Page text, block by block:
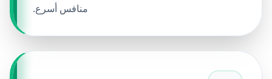
منافس أسرع.